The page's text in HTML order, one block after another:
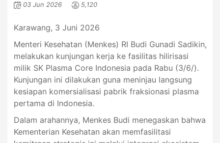
03 Jun 2026 5,120
Karawang, 3 Juni 2026
Menteri Kesehatan (Menkes) RI Budi Gunadi Sadikin,
melakukan kunjungan kerja ke fasilitas hilirisasi
milik SK Plasma Core Indonesia pada Rabu (3/6/).
Kunjungan ini dilakukan guna meninjau langsung
kesiapan komersialisasi pabrik fraksionasi plasma
pertama di Indonesia.
Dalam arahannya, Menkes Budi menegaskan bahwa
Kementerian Kesehatan akan memfasilitasi